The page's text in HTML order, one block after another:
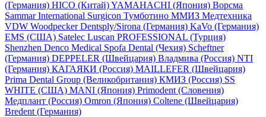
(Германия) HICO (Китай)YAMAHACHI (Япония) Ворсма
Sammar International Surgicon Тумботино ММИЗ Медтехника
VDW WoodpeckerDentsply/Sirona (Германия) KaVo (Германия)
EMS (США) Satelec Luscan PROFESSIONAL (Турция)
Shenzhen Denco Medical Spofa Dental (Чехия) Scheftner
(Германия) DEPPELER (Швейцария) Владмива (Россия) NTI
(Германия) КАГАЯКИ (Россия) MAILLEFER (Швейцария)
Prima Dental Group (Великобритания) КМИЗ (Россия) SS
WHITE (США) MANI (Япония) Primodent (Словения)
Медплант (Россия) Omron (Япония) Coltene (Швейцария)
Bredent (Германия)